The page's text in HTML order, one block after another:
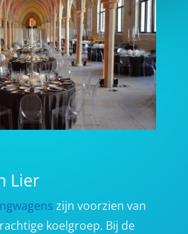
Lier
zijn voorzien van
koelgroep. Bij de